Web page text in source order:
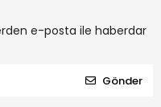
e-posta ile haberdar
Gönder